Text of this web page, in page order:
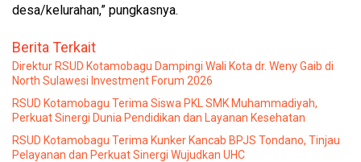
desa/kelurahan,” pungkasnya.
Berita Terkait
Direktur RSUD Kotamobagu Dampingi Wali Kota dr. Weny Gaib di
North Sulawesi Investment Forum 2026
RSUD Kotamobagu Terima Siswa PKL SMK Muhammadiyah,
Perkuat Sinergi Dunia Pendidikan dan Layanan Kesehatan
RSUD Kotamobagu Terima Kunker Kancab BPJS Tondano, Tinjau
Pelayanan dan Perkuat Sinergi Wujudkan UHC